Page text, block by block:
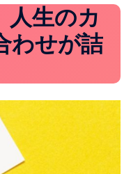
人生のカ
わせが詰